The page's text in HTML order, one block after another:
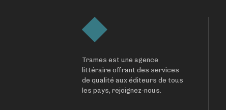
Trames est une agence
littéraire offrant des services
de qualité aux éditeurs de tous
les pays, rejoignez-nous.